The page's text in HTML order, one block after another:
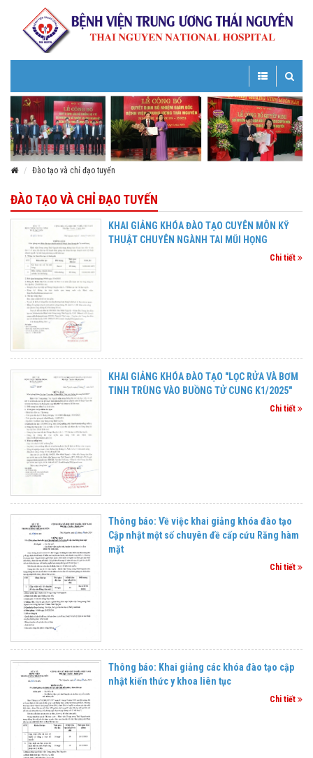
Toggle
Toggle
navigation
Đào tạo và chỉ đạo tuyến
ĐÀO TẠO VÀ CHỈ ĐẠO TUYẾN
KHAI GIẢNG KHÓA ĐÀO TẠO CUYÊN MÔN KỸ
THUẬT CHUYÊN NGÀNH TAI MŨI HỌNG
Chi tiết
KHAI GIẢNG KHÓA ĐÀO TẠO "LỌC RỬA VÀ BƠM
TINH TRÙNG VÀO BUỒNG TỬ CUNG K1/2025"
Chi tiết
Thông báo: Về việc khai giảng khóa đào tạo
Cập nhật một số chuyên đề cấp cứu Răng hàm
mặt
Chi tiết
Thông báo: Khai giảng các khóa đào tạo cập
nhật kiến thức y khoa liên tục
Chi tiết